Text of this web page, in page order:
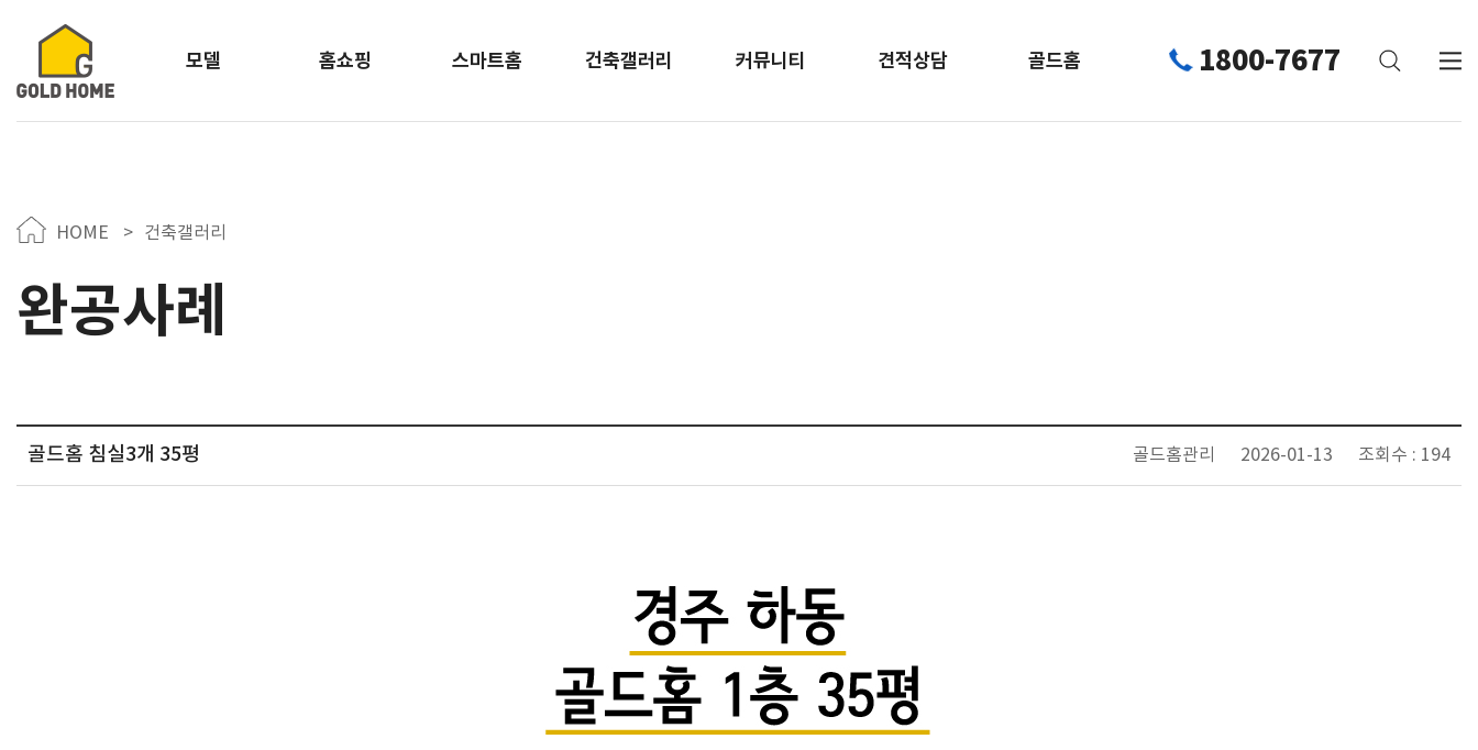
모델 홈쇼핑 스마트홈 건축갤러리 커뮤니티 견적상담 골드홈 1800-7677
HOME > 건축갤러리
완공사례
골드홈 침실3개 35평 골드홈관리 2026-01-13 조회수 : 194